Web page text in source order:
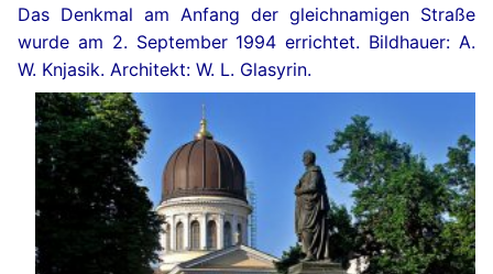
Das Denkmal am Anfang der gleichnamigen Straße
wurde am 2. September 1994 errichtet. Bildhauer: A.
W. Knjasik. Architekt: W. L. Glasyrin.